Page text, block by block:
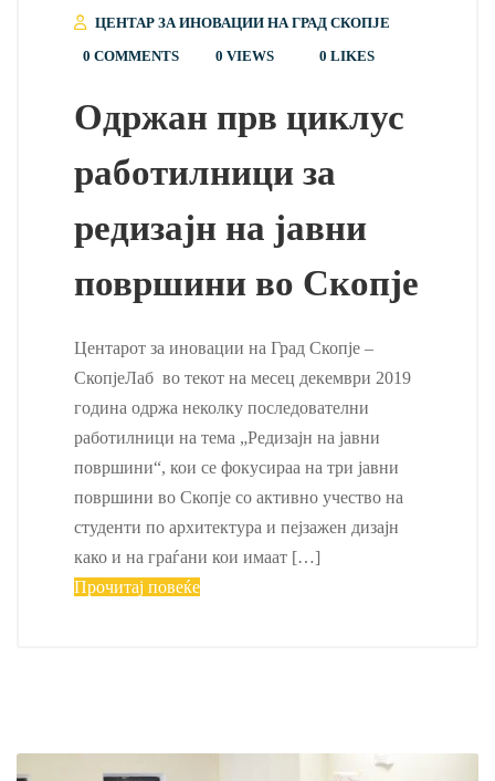
ЦЕНТАР ЗА ИНОВАЦИИ НА ГРАД СКОПЈЕ
0 COMMENTS
0 VIEWS 0 LIKES
Одржан прв циклус
работилници за
редизајн на јавни
површини во Скопје
Центарот за иновации на Град Скопје –
СкопјеЛаб во текот на месец декември 2019
година одржа неколку последователни
работилници на тема „Редизајн на јавни
површини“, кои се фокусираа на три јавни
површини во Скопје со активно учество на
студенти по архитектура и пејзажен дизајн
како и на граѓани кои имаат […]
Прочитај повеќе